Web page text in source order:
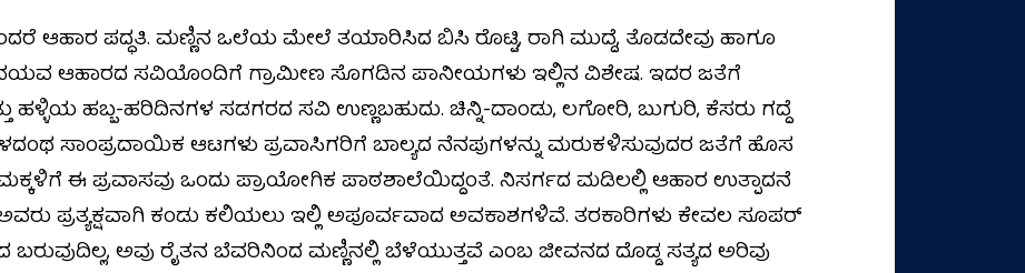
ಆಹಾರ ಪದ್ಧತಿ. ಮಣ್ಣಿನ ಒಲೆಯ ಮೇಲೆ ತಯಾರಿಸಿದ ಬಿಸಿ ರೊಟ್ಟಿ, ರಾಗಿ ಮುದ್ದೆ, ತೊಡದೇವು ಹಾಗೂ
ಆಹಾರದ ಸವಿಯೊಂದಿಗೆ ಗ್ರಾಮೀಣ ಸೊಗಡಿನ ಪಾನೀಯಗಳು ಇಲ್ಲಿನ ವಿಶೇಷ. ಇದರ ಜತೆಗೆ
ಹಳ್ಳಿಯ ಹಬ್ಬ-ಹರಿದಿನಗಳ ಸಡಗರದ ಸವಿ ಉಣ್ಣಬಹುದು. ಚಿನ್ನಿ-ದಾಂಡು, ಲಗೋರಿ, ಬುಗುರಿ, ಕೆಸರು ಗದ್ದೆ
ಸಾಂಪ್ರದಾಯಿಕ ಆಟಗಳು ಪ್ರವಾಸಿಗರಿಗೆ ಬಾಲ್ಯದ ನೆನಪುಗಳನ್ನು ಮರುಕಳಿಸುವುದರ ಜತೆಗೆ ಹೊಸ
ಮಕ್ಕಳಿಗೆ ಈ ಪ್ರವಾಸವು ಒಂದು ಪ್ರಾಯೋಗಿಕ ಪಾಠಶಾಲೆಯಿದ್ದಂತೆ. ನಿಸರ್ಗದ ಮಡಿಲಲ್ಲಿ ಆಹಾರ ಉತ್ಪಾದನೆ
ಪ್ರತ್ಯಕ್ಷವಾಗಿ ಕಂಡು ಕಲಿಯಲು ಇಲ್ಲಿ ಅಪೂರ್ವವಾದ ಅವಕಾಶಗಳಿವೆ. ತರಕಾರಿಗಳು ಕೇವಲ ಸೂಪರ್
ಅವು ರೈತನ ಬೆವರಿನಿಂದ ಮಣ್ಣಿನಲ್ಲಿ ಬೆಳೆಯುತ್ತವೆ ಎಂಬ ಜೀವನದ ದೊಡ್ಡ ಸತ್ಯದ ಅರಿವು